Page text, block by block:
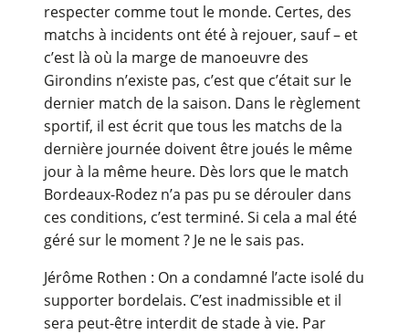
respecter comme tout le monde. Certes, des
matchs à incidents ont été à rejouer, sauf – et
c’est là où la marge de manoeuvre des
Girondins n’existe pas, c’est que c’était sur le
dernier match de la saison. Dans le règlement
sportif, il est écrit que tous les matchs de la
dernière journée doivent être joués le même
jour à la même heure. Dès lors que le match
Bordeaux-Rodez n’a pas pu se dérouler dans
ces conditions, c’est terminé. Si cela a mal été
géré sur le moment ? Je ne le sais pas.
Jérôme Rothen : On a condamné l’acte isolé du
supporter bordelais. C’est inadmissible et il
sera peut-être interdit de stade à vie. Par